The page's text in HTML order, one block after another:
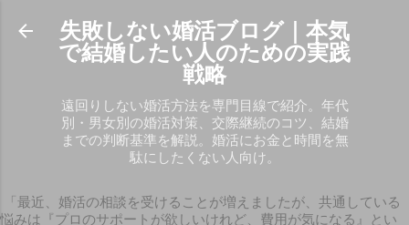
スキップしてメイン コンテンツに移動
失敗しない婚活ブログ｜本気
で結婚したい人のための実践
戦略
遠回りしない婚活方法を専門目線で紹介。年代
別・男女別の婚活対策、交際継続のコツ、結婚
までの判断基準を解説。婚活にお金と時間を無
駄にしたくない人向け。
「最近、婚活の相談を受けることが増えましたが、共通している
悩みは『プロのサポートが欲しいけれど、費用が気になる』とい